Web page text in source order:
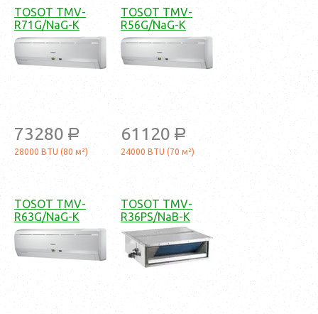
TOSOT TMV-
R71G/NaG-K
73280 a
28000 BTU (80 м²)
TOSOT TMV-
R56G/NaG-K
61120 a
24000 BTU (70 м²)
TOSOT TMV-
R63G/NaG-K
TOSOT TMV-
R36PS/NaB-K